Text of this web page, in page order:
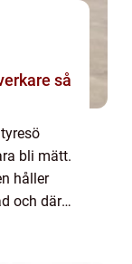
så
bli mätt.
håller
och där